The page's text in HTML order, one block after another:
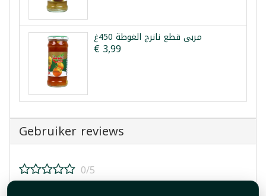
مربى قطع نانرج الغوطة 450غ
€ 3,99
Gebruiker reviews
0/5